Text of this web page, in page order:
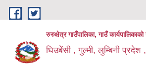
Skip to main content
रुरुक्षेत्र गाउँपालिका, गाउँ कार्यपालिकाको
घिउबेंसी , गुल्मी, लुम्बिनी प्रदेश